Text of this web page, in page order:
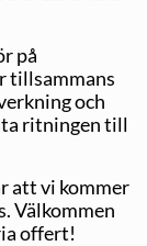
på
tillsammans
och
ritningen till
att vi kommer
Välkommen
offert!